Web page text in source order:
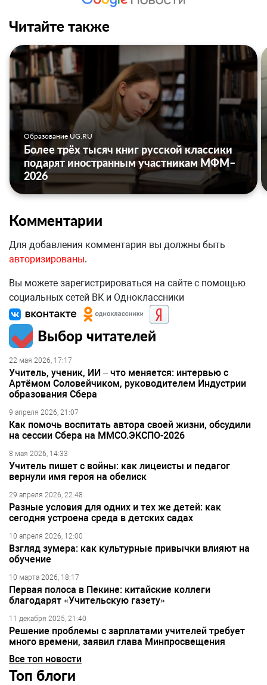
Читайте также
Образование UG.RU
Более трёх тысяч книг русской классики
подарят иностранным участникам МФМ–
2026
Комментарии
Для добавления комментария вы должны быть
авторизированы.
Вы можете зарегистрироваться на сайте с помощью
социальных сетей ВК и Одноклассники
Выбор читателей
22 мая 2026, 17:17
Учитель, ученик, ИИ – что меняется: интервью с
Артёмом Соловейчиком, руководителем Индустрии
образования Сбера
9 апреля 2026, 21:07
Как помочь воспитать автора своей жизни, обсудили
на сессии Сбера на ММСО.ЭКСПО-2026
8 мая 2026, 14:33
Учитель пишет с войны: как лицеисты и педагог
вернули имя героя на обелиск
29 апреля 2026, 22:48
Разные условия для одних и тех же детей: как
сегодня устроена среда в детских садах
10 апреля 2026, 12:00
Взгляд зумера: как культурные привычки влияют на
обучение
10 марта 2026, 18:17
Первая полоса в Пекине: китайские коллеги
благодарят «Учительскую газету»
11 декабря 2025, 21:40
Решение проблемы с зарплатами учителей требует
много времени, заявил глава Минпросвещения
Все топ новости
Топ блоги